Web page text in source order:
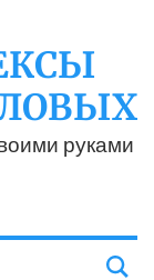
руками